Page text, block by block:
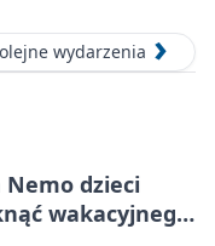
wydarzenia
dzieci
wakacyjnego